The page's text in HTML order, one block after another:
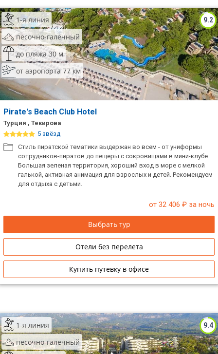
9.2
1-я линия
песочно-галечный
до пляжа 30 м
от аэропорта 77 км
Pirate's Beach Club Hotel
Турция , Текирова
5 звёзд
Стиль пиратской тематики выдержан во всем - от униформы
сотрудников-пиратов до пещеры с сокровищами в мини-клубе.
Большая зеленая территория, хороший вход в море с мелкой
галькой, активная анимация для взрослых и детей. Рекомендуем
для отдыха с детьми.
от 32 406 ₽ за ночь
Выбрать тур
Отели без перелета
Купить путевку в офисе
9.4
1-я линия
песочно-галечный